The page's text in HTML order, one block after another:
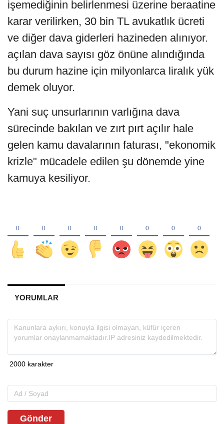
işemediğinin belirlenmesi üzerine beraatine
karar verilirken, 30 bin TL avukatlık ücreti
ve diğer dava giderleri hazineden alınıyor.
açılan dava sayısı göz önüne alındığında
bu durum hazine için milyonlarca liralık yük
demek oluyor.
Yani suç unsurlarının varlığına dava
sürecinde bakılan ve zırt pırt açılır hale
gelen kamu davalarının faturası, "ekonomik
krizle" mücadele edilen şu dönemde yine
kamuya kesiliyor.
YORUMLAR
Gönder